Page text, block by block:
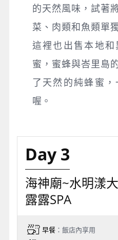
的天然風味，試著
菜、肉類和魚類單
這裡也出售本地
蜜，蜜蜂與峇里島
了天然的純蜂蜜
喔。
Day 3
海神廟~水明漾
露露SPA
早餐：飯店內享用